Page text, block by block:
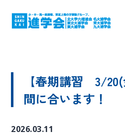
【春期講習 3/
間に合います！
2026.03.11